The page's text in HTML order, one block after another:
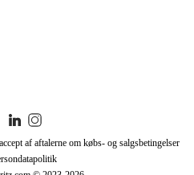
af aftalerne om købs- og salgsbetingelser